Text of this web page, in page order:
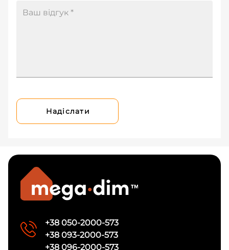
Надіслати
+38 050-2000-573
+38 093-2000-573
+38 096-2000-573